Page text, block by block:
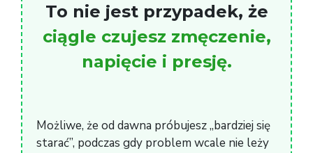
To nie jest przypadek, że
ciągle czujesz zmęczenie,
napięcie i presję.
Możliwe, że od dawna próbujesz „bardziej się
starać”, podczas gdy problem wcale nie leży